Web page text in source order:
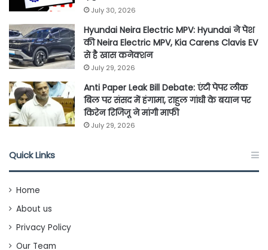
July 30, 2026
Hyundai Neira Electric MPV: Hyundai ने पेश
की Neira Electric MPV, Kia Carens Clavis EV
से है खास कनेक्शन
July 29, 2026
Anti Paper Leak Bill Debate: एंटी पेपर लीक
बिल पर संसद में हंगामा, राहुल गांधी के बयान पर
किरेन रिजिजू ने मांगी माफी
July 29, 2026
Quick Links
Home
About us
Privacy Policy
Our Team